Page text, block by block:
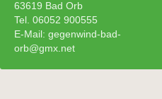
63619 Bad Orb
Tel. 06052 900555
E-Mail: gegenwind-bad-
orb@gmx.net